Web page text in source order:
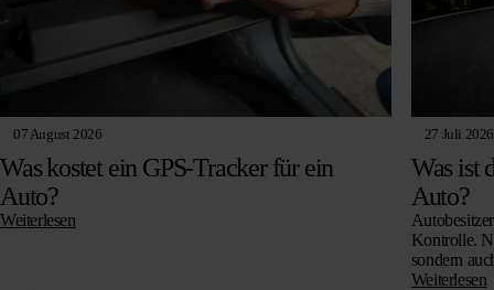
07 August 2026
Was kostet ein GPS-Tracker für ein
Auto?
Weiterlesen
27 Juli 2026
Was ist
Auto?
Kontrolle.
sondern
gemeinsam
Weiterlesen